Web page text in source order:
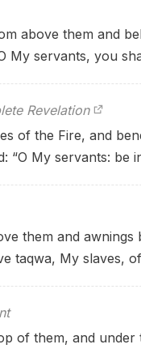
above them and
My servants, you
Revelation
of the Fire, and
“O My servants: be
them and awnings
taqwa, My slaves,
of them, and under